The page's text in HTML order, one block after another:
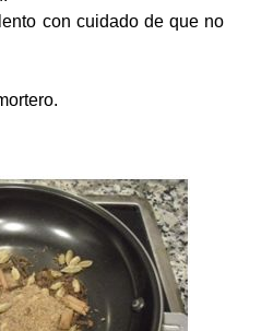
con cuidado de que no